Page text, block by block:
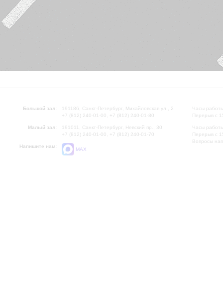
Большой зал:
191186, Санкт-Петербург, Михайловская ул., 2
+7 (812) 240-01-00, +7 (812) 240-01-80
Малый зал:
191011, Санкт-Петербург, Невский пр., 30
+7 (812) 240-01-00, +7 (812) 240-01-70
Напишите нам:
MAX
Часы
Перерыв с
Часы
Перерыв с
Вопросы